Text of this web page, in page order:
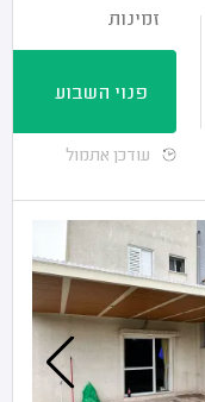
זמינות
פנוי השבוע
עודכן אתמול